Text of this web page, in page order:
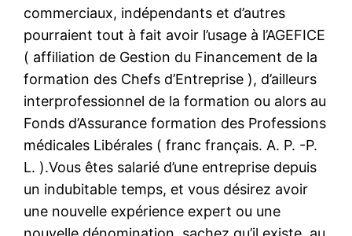
commerciaux, indépendants et d’autres
pourraient tout à fait avoir l’usage à l’AGEFICE
( affiliation de Gestion du Financement de la
formation des Chefs d’Entreprise ), d’ailleurs
interprofessionnel de la formation ou alors au
Fonds d’Assurance formation des Professions
médicales Libérales ( franc français. A. P. -P.
L. ).Vous êtes salarié d’une entreprise depuis
un indubitable temps, et vous désirez avoir
une nouvelle expérience expert ou une